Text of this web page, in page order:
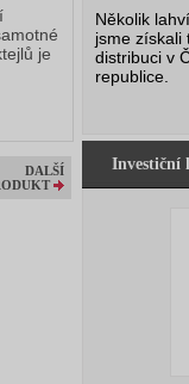
je
DALŠÍ
Několik
jsme získali
distribuci v
republice.
Investiční